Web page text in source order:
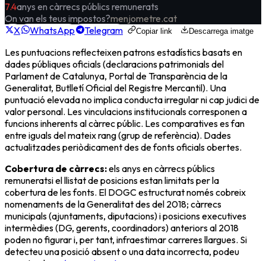
7.4anys en càrrecs públics remunerats
On van els teus impostos?menjometre.cat
X
WhatsApp Telegram Copiar link Descarrega imatge
Les puntuacions reflecteixen patrons estadístics basats en
dades públiques oficials (declaracions patrimonials del
Parlament de Catalunya, Portal de Transparència de la
Generalitat, Butlletí Oficial del Registre Mercantil). Una
puntuació elevada no implica conducta irregular ni cap judici de
valor personal. Les vinculacions institucionals corresponen a
funcions inherents al càrrec públic. Les comparatives es fan
entre iguals del mateix rang (grup de referència). Dades
actualitzades periòdicament des de fonts oficials obertes.
Cobertura de càrrecs:elsanys en càrrecs públics
remuneratsi el llistat de posicions estan limitats per la
cobertura de les fonts. El DOGC estructurat només cobreix
nomenaments de la Generalitat des del 2018; càrrecs
municipals (ajuntaments, diputacions) i posicions executives
intermèdies (DG, gerents, coordinadors) anteriors al 2018
poden no figurar i, per tant, infraestimar carreres llargues. Si
detecteu una posició absent o una data incorrecta, podeu